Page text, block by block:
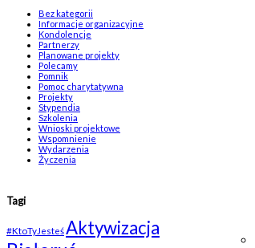
Bez kategorii
Informacje organizacyjne
Kondolencje
Partnerzy
Planowane projekty
Polecamy
Pomnik
Pomoc charytatywna
Projekty
Stypendia
Szkolenia
Wnioski projektowe
Wspomnienie
Wydarzenia
Życzenia
Tagi
#KtoTyJesteśAktywizacja